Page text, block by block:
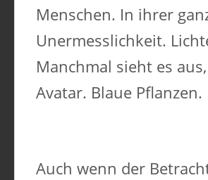
Menschen. In ihrer
Unermesslichkeit.
Manchmal sieht es
Avatar. Blaue
Auch wenn der